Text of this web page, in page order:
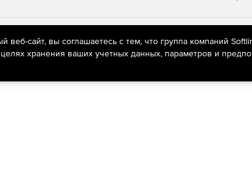
для табличных моделей. К ним
для Analysis Services.
рекомендательные технологии(информационные
пользователей сети «Интернет», находящихся на
веб-сайт, вы соглашаетесь с тем, что группа компаний
хранения ваших учетных данных, параметров и